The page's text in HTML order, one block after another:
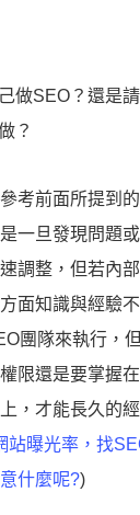
做SEO？還是
？
考前面所提到
一旦發現問題
調整，但若內
面知識與經驗
團隊來執行，
限還是要掌握
，才能長久的
站曝光率，找
什麼呢?)